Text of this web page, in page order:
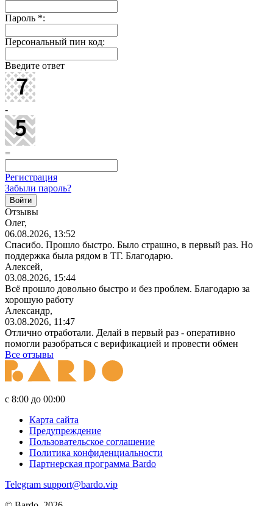
Пароль *:
Персональный пин код:
Введите ответ
-
=
Регистрация
Забыли пароль?
Отзывы
Олег,
06.08.2026, 13:52
Спасибо. Прошло быстро. Было страшно, в первый раз. Но
поддержка была рядом в ТГ. Благодарю.
Алексей,
03.08.2026, 15:44
Всё прошло довольно быстро и без проблем. Благодарю за
хорошую работу
Александр,
03.08.2026, 11:47
Отлично отработали. Делай в первый раз - оперативно
помогли разобраться с верификацией и провести обмен
Все отзывы
с 8:00 до 00:00
Карта сайта
Предупреждение
Пользовательское соглашение
Политика конфиденциальности
Партнерская программа Bardo
Telegram support@bardo.vip